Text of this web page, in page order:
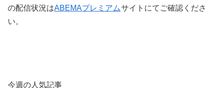
の配信状況はABEMAプレミアムサイトにてご確認くださ
い。
今週の人気記事